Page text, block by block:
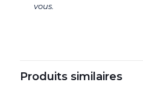
vous.
Produits similaires